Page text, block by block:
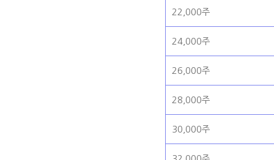
22,000주
24,000주
26,000주
28,000주
30,000주